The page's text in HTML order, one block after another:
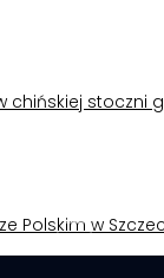
stoczni
Polskim w